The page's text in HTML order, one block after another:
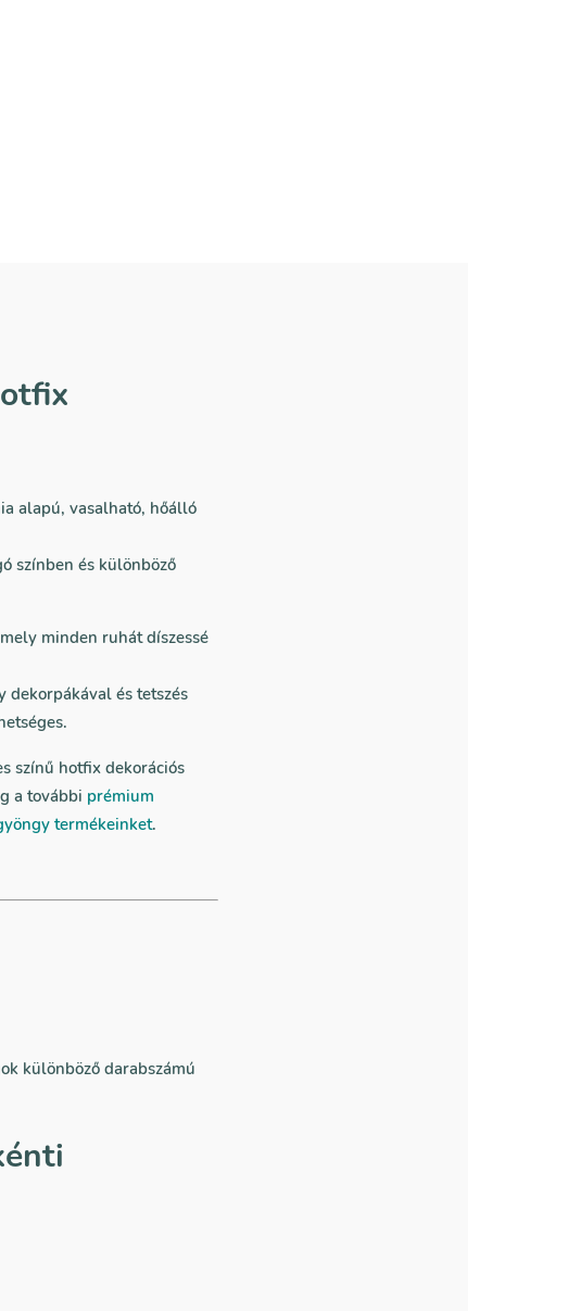
alapú, vasalható, hőálló
színben és különböző
minden ruhát díszessé
dekorpákával és tetszés
színű hotfix dekorációs
a további prémium
termékeinket.
különböző darabszámú